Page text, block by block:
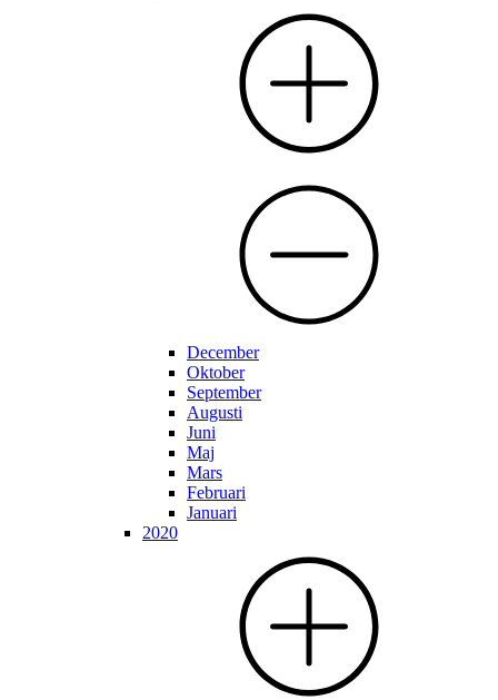
December
Oktober
September
Augusti
Juni
Maj
Mars
Februari
Januari
2020